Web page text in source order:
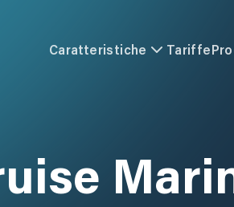
Caratteristiche Tariffe